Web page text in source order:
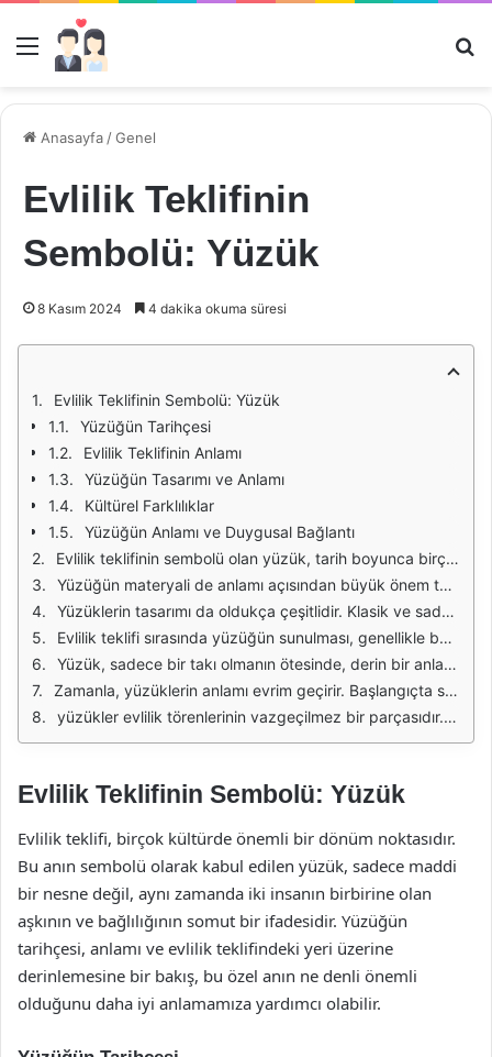
Menü
Anasayfa /Genel
Evlilik Teklifinin
Sembolü: Yüzük
8 Kasım 2024 4 dakika okuma süresi
Evlilik Teklifinin Sembolü: Yüzük
Yüzüğün Tarihçesi
Evlilik Teklifinin Anlamı
Yüzüğün Tasarımı ve Anlamı
Kültürel Farklılıklar
Yüzüğün Anlamı ve Duygusal Bağlantı
Evlilik teklifinin sembolü olan yüzük, tarih boyunca birçok kültürde önemli bir yere sahip olmuştur. Yüzük, genellikle sonsuz aşkı ve bağlılığı simgeler. Bu semboller, çiftlerin birbirlerine olan bağlılıklarını ifade etmenin en güzel yollarından biridir. Yüzüğün dairesel şekli, sonsuzluğu temsil eder; bu da evlilikteki kalıcılığı ve sürekli sevgiyi simgeler. Özellikle nişan yüzüğü, evliliğe giden ilk adımın bir işareti olarak kabul edilir.
Yüzüğün materyali de anlamı açısından büyük önem taşır. Genellikle altın, gümüş veya platin gibi değerli metaller kullanılır. Bu metaller, kalıcılığı ve değerli olmayı simgeler. Ayrıca, genellikle elmas veya diğer değerli taşlarla süslenir. Elmas, sertliği ve dayanıklılığı ile bilinir; bu nedenle, evlilikteki zorluklara karşı dayanıklılığı temsil eder. Her taşın kendine özgü bir anlamı vardır ve çiftler, kişisel tercihlerine göre seçim yaparlar.
Yüzüklerin tasarımı da oldukça çeşitlidir. Klasik ve sade modellerden, modern ve karmaşık tasarımlara kadar birçok seçenek bulunmaktadır. Her çift, kendi tarzını ve hikayesini yansıtan bir yüzük seçmeyi tercih eder. Tasarımda kullanılan detaylar, çiftin karakterini ve ilişkisini yansıtır. Örneğin, vintage tarzı bir yüzük, geçmişe duyulan özlemi ve geleneksel değerlere bağlılığı simgelerken, minimalist bir tasarım modern ve sade bir aşkı temsil edebilir.
Evlilik teklifi sırasında yüzüğün sunulması, genellikle büyük bir heyecan ve duygusal bir an içerir. Bu özel an, çiftin yaşamında önemli bir dönüm noktasıdır ve yüzük, bu anı ölümsüzleştiren bir sembol olarak öne çıkar. Teklif sırasında yüzüğün görünürlüğü ve sunumu, bu anın büyüsünü artırır. Çiftler, bu anı unutulmaz kılmak için genellikle özel bir mekan seçerler veya anlamlı bir hikaye ile yüzüğü sunarlar.
Yüzük, sadece bir takı olmanın ötesinde, derin bir anlam taşır. İlişkilerde güven, sadakat ve sevgi gibi değerleri simgeler. Birçok çift, yüzüğü takarken bu anlamları hatırlayarak birbirlerine daha da yakınlaşır. Yüzüğün parmakta taşınması, ruhsal ve fiziksel bir bağın simgesidir. Bu bağ, çiftin birbirlerine olan hislerini güçlendirir ve ilişkilerinin derinleşmesine yardımcı olur.
Zamanla, yüzüklerin anlamı evrim geçirir. Başlangıçta sadece bir nişan sembolü olan yüzük, evlilik süreci boyunca farklı anlamlar kazanır. Çiftler, yıllar geçtikçe yüzüklerini anımsatıcı bir işaret olarak görürler ve her bir çizik veya taş, birlikte geçirdikleri anıları hatırlatır. Yüzüğün zamanla aşınması, ilişkinin dinamiğini ve birlikte yaşanan anların değerini simgeler.
yüzükler evlilik törenlerinin vazgeçilmez bir parçasıdır. Düğün sırasında çiftler, birbirlerine yüzüklerini takarak bağlılıklarını ve sadakatlerini bir kez daha tazelemiş olurlar. Bu ritüel, evliliğin sembolik bir ifadesidir ve çiftin birlikte çıktığı yolculuğun başlangıcını kutlar. Böylece yüzük, sadece bir takı değil, aynı zamanda bir yaşam boyu sürecek olan aşk ve bağlılık yolculuğunun bir simgesi haline gelir.
Evlilik Teklifinin Sembolü: Yüzük
Evlilik teklifi, birçok kültürde önemli bir dönüm noktasıdır.
Bu anın sembolü olarak kabul edilen yüzük, sadece maddi
bir nesne değil, aynı zamanda iki insanın birbirine olan
aşkının ve bağlılığının somut bir ifadesidir. Yüzüğün
tarihçesi, anlamı ve evlilik teklifindeki yeri üzerine
derinlemesine bir bakış, bu özel anın ne denli önemli
olduğunu daha iyi anlamamıza yardımcı olabilir.